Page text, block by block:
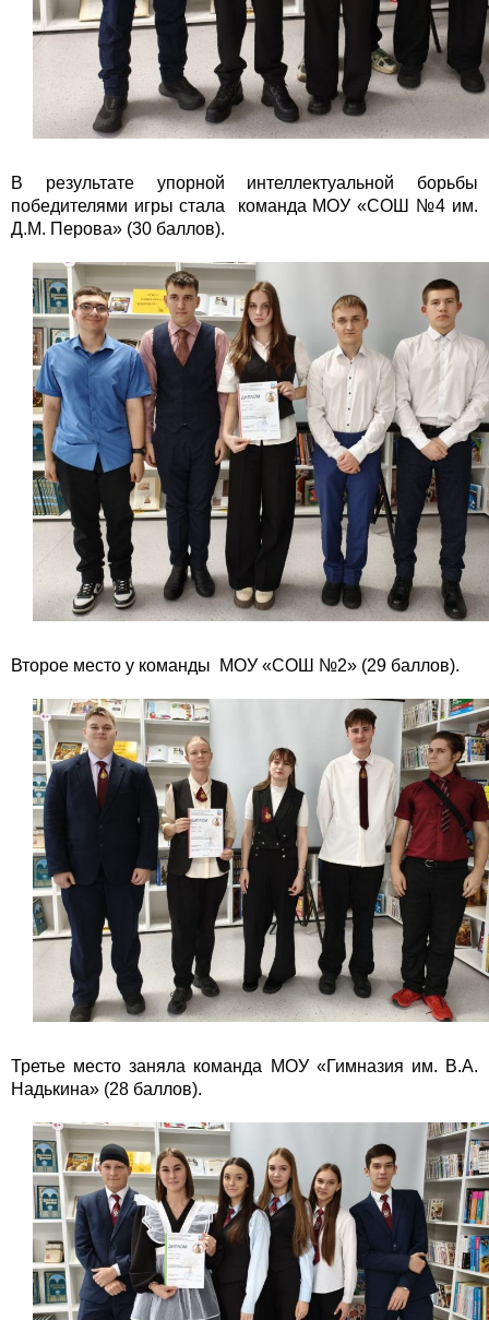
В результате упорной интеллектуальной борьбы
победителями игры стала команда МОУ «СОШ №4 им.
Д.М. Перова» (30 баллов).
Второе место у команды МОУ «СОШ №2» (29 баллов).
Третье место заняла команда МОУ «Гимназия им. В.А.
Надькина» (28 баллов).